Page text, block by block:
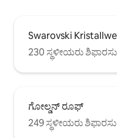
Swarovski
230 ಸ್ಥಳೀಯರು
ಗೋಲ್ಡನ್ ರೂಫ್
249 ಸ್ಥಳೀಯರು